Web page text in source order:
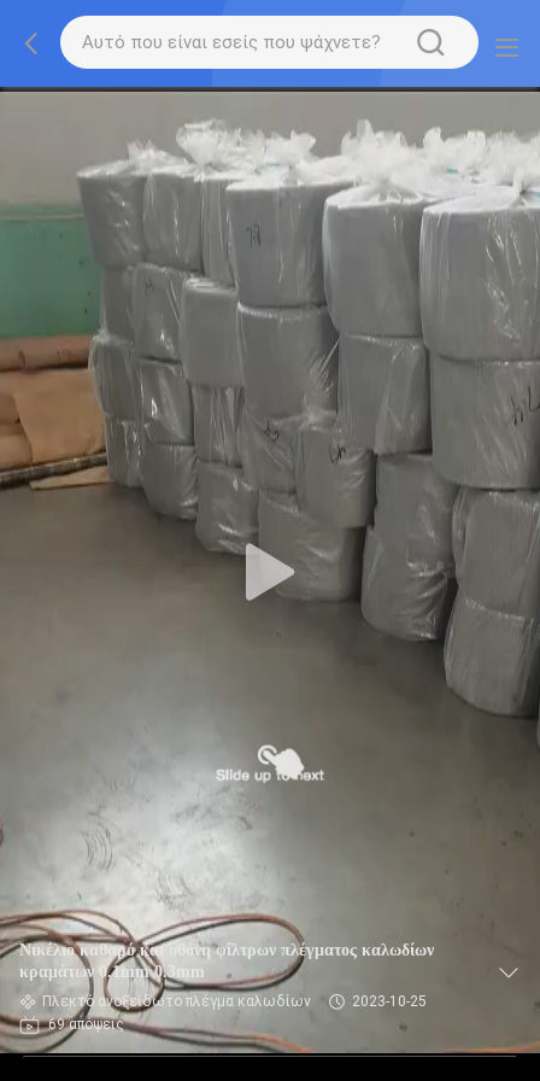
Νικέλιο καθαρό και οθόνη φίλτρων πλέγματος καλωδίων
κραμάτων 0.1mm 0.3mm
Πλεκτό ανοξείδωτο πλέγμα καλωδίων
2023-10-25
69 απόψεις